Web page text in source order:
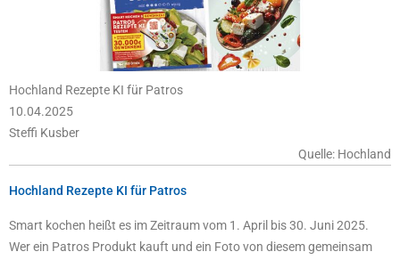
Hochland Rezepte KI für Patros
10.04.2025
Steffi Kusber
Quelle: Hochland
Hochland Rezepte KI für Patros
Smart kochen heißt es im Zeitraum vom 1. April bis 30. Juni 2025.
Wer ein Patros Produkt kauft und ein Foto von diesem gemeinsam